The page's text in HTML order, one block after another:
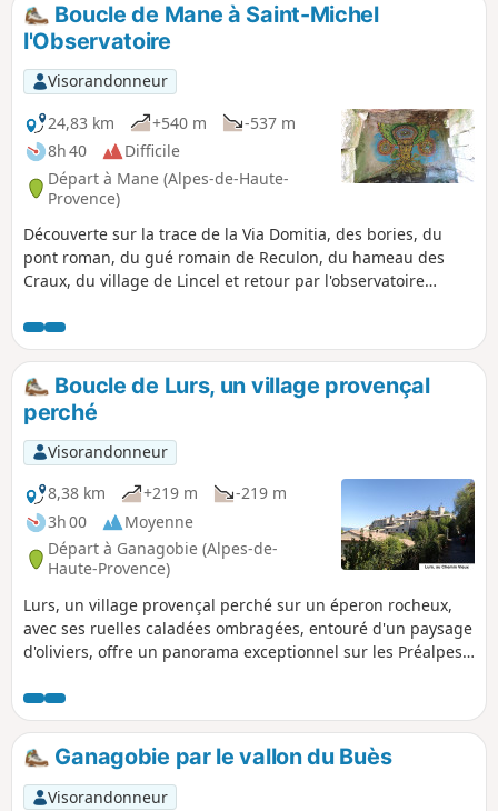
Boucle de Mane à Saint-Michel
l'Observatoire
Visorandonneur
24,83 km
+540 m
-537 m
8h 40
Difficile
Départ à Mane (Alpes-de-Haute-
Provence)
Découverte sur la trace de la Via Domitia, des bories, du
pont roman, du gué romain de Reculon, du hameau des
Craux, du village de Lincel et retour par l'observatoire
Boucle de Lurs, un village provençal
perché
Visorandonneur
8,38 km
+219 m
-219 m
3h 00
Moyenne
Départ à Ganagobie (Alpes-de-
Haute-Provence)
Lurs, un village provençal perché sur un éperon rocheux,
avec ses ruelles caladées ombragées, entouré d'un paysage
d'oliviers, offre un panorama exceptionnel sur les Préalpes,
Montagne de Lure et la chaîne du Luberon.
Ganagobie par le vallon du Buès
Visorandonneur